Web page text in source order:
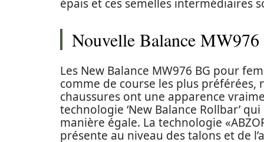
épais et ces semelles intermédiaires
Nouvelle Balance
Les New Balance MW976 BG pour
comme de course les plus
chaussures ont une apparence
technologie ‘New Balance Rollbar’
manière égale. La technologie
présente au niveau des talons et de